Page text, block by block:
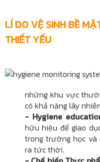
LÍ DO VỆ SINH BỀ
THIẾT YẾU
những khu vực
có khả năng lây
- Hygiene
hữu hiệu để giao
trong trường học
ra tức thời.